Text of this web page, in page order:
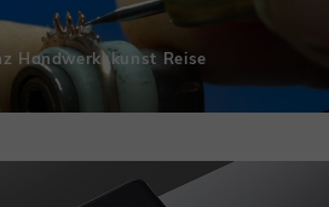
Handwerkskunst Reise